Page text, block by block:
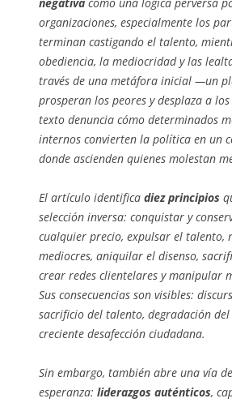
negativa como una lógica perversa
organizaciones, especialmente los
terminan castigando el talento,
obediencia, la mediocridad y las
través de una metáfora inicial —un
prosperan los peores y desplaza a
texto denuncia cómo determinados
internos convierten la política en un
donde ascienden quienes molestan
El artículo identifica diez principios
selección inversa: conquistar y
cualquier precio, expulsar el talento,
mediocres, aniquilar el disenso,
crear redes clientelares y manipular
Sus consecuencias son visibles:
sacrificio del talento, degradación
creciente desafección ciudadana.
Sin embargo, también abre una vía de
esperanza: liderazgos auténticos,